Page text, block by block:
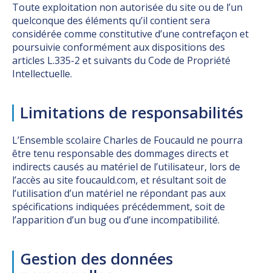
Toute exploitation non autorisée du site ou de l’un
quelconque des éléments qu’il contient sera
considérée comme constitutive d’une contrefaçon et
poursuivie conformément aux dispositions des
articles L.335-2 et suivants du Code de Propriété
Intellectuelle.
Limitations de responsabilités
L’Ensemble scolaire Charles de Foucauld ne pourra
être tenu responsable des dommages directs et
indirects causés au matériel de l’utilisateur, lors de
l’accès au site foucauld.com, et résultant soit de
l’utilisation d’un matériel ne répondant pas aux
spécifications indiquées précédemment, soit de
l’apparition d’un bug ou d’une incompatibilité.
Gestion des données